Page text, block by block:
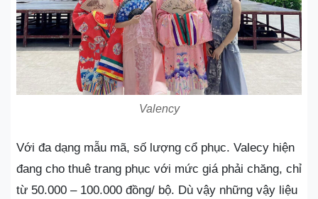
Valency
Với đa dạng mẫu mã, số lượng cổ phục. Valecy hiện
đang cho thuê trang phục với mức giá phải chăng, chỉ
từ 50.000 – 100.000 đồng/ bộ. Dù vậy những vậy liệu